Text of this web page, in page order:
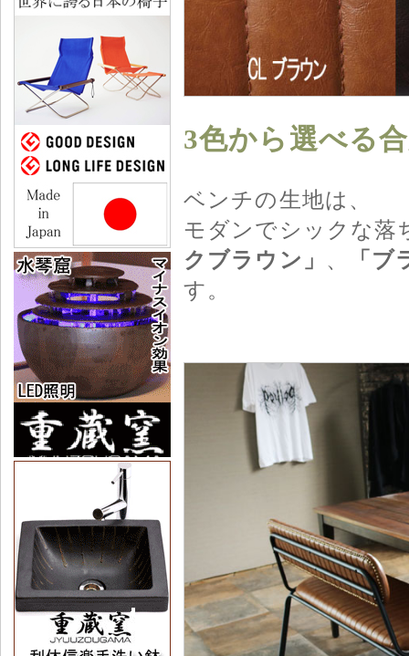
3色から選べる
ベンチの生地は、
モダンでシックな落
クブラウン」 、
「
す。